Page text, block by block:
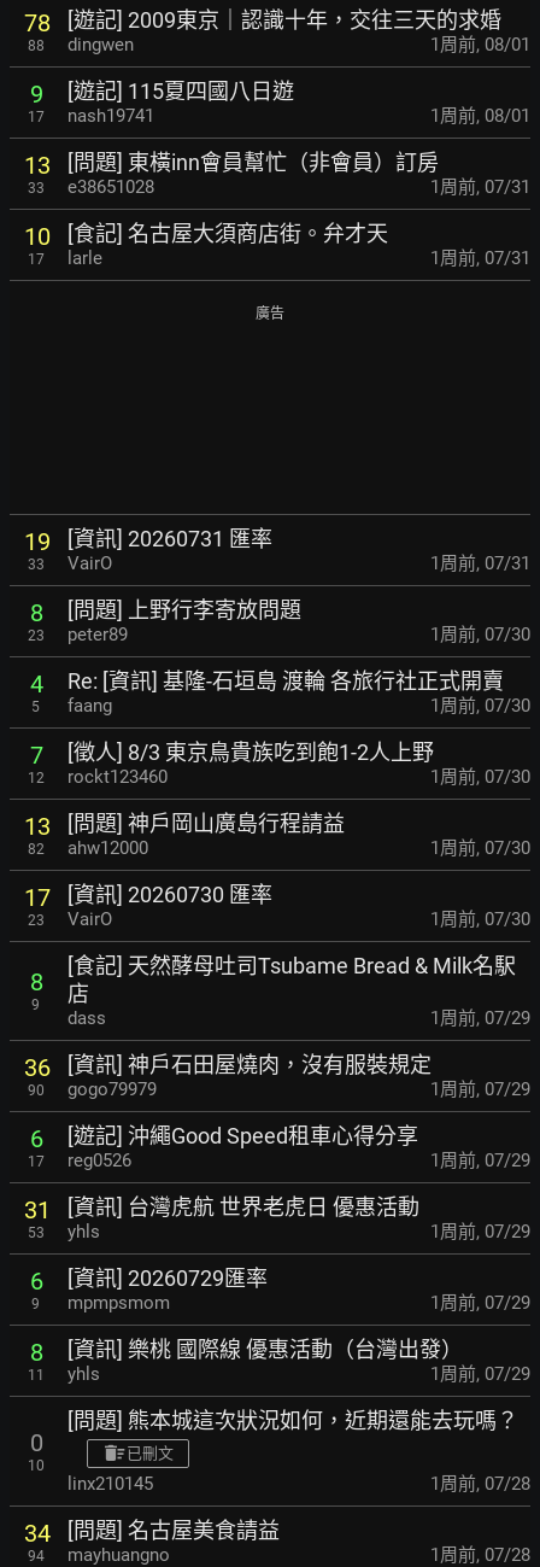
78
88
[遊記] 2009東京｜認識十年，交往三天的求婚
dingwen 1周前, 08/01
9
17
[遊記] 115夏四國八日遊
nash19741 1周前, 08/01
13
33
[問題] 東橫inn會員幫忙（非會員）訂房
e38651028 1周前, 07/31
10
17
[食記] 名古屋大須商店街。弁才天
larle 1周前, 07/31
廣告
19
33
[資訊] 20260731 匯率
VairO 1周前, 07/31
8
23
[問題] 上野行李寄放問題
peter89 1周前, 07/30
4
5
Re: [資訊] 基隆-石垣島 渡輪 各旅行社正式開賣
faang 1周前, 07/30
7
12
[徵人] 8/3 東京鳥貴族吃到飽1-2人上野
rockt123460 1周前, 07/30
13
82
[問題] 神戶岡山廣島行程請益
ahw12000 1周前, 07/30
17
23
[資訊] 20260730 匯率
VairO 1周前, 07/30
8
9
[食記] 天然酵母吐司Tsubame Bread & Milk名駅
店
dass 1周前, 07/29
36
90
[資訊] 神戶石田屋燒肉，沒有服裝規定
gogo79979 1周前, 07/29
6
17
[遊記] 沖繩Good Speed租車心得分享
reg0526 1周前, 07/29
31
53
[資訊] 台灣虎航 世界老虎日 優惠活動
yhls 1周前, 07/29
6
9
[資訊] 20260729匯率
mpmpsmom 1周前, 07/29
8
11
[資訊] 樂桃 國際線 優惠活動（台灣出發）
yhls 1周前, 07/29
0
10
[問題] 熊本城這次狀況如何，近期還能去玩嗎？
已刪文
linx210145 1周前, 07/28
34
94
[問題] 名古屋美食請益
mayhuangno 1周前, 07/28